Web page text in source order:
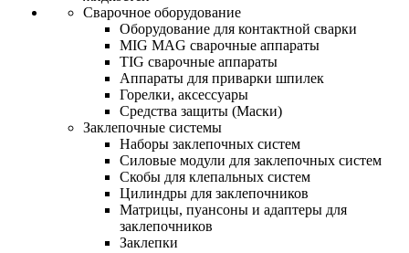
Сварочное оборудование
Оборудование для контактной сварки
MIG MAG сварочные аппараты
TIG сварочные аппараты
Аппараты для приварки шпилек
Горелки, аксессуары
Средства защиты (Маски)
Заклепочные системы
Наборы заклепочных систем
Силовые модули для заклепочных систем
Скобы для клепальных систем
Цилиндры для заклепочников
Матрицы, пуансоны и адаптеры для
заклепочников
Заклепки